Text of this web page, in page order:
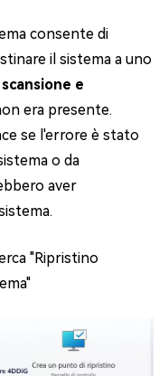
consente di
il sistema a uno
scansione e
era presente.
se l'errore è stato
o da
aver
"Ripristino